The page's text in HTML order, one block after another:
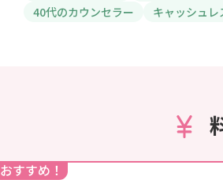
40代のカウンセラー
キャッシュレ
おすすめ！